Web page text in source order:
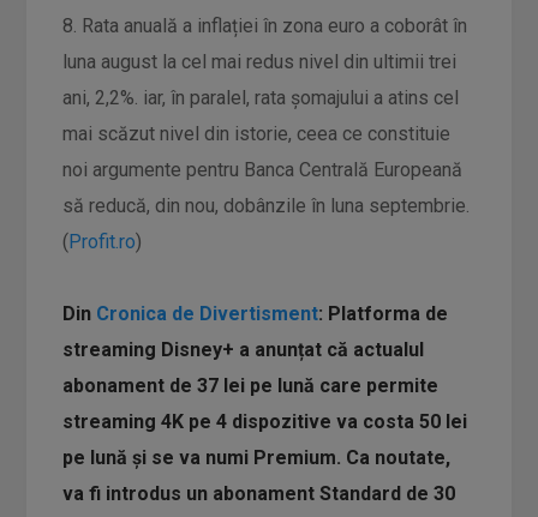
8. Rata anuală a inflației în zona euro a coborât în
luna august la cel mai redus nivel din ultimii trei
ani, 2,2%. iar, în paralel, rata șomajului a atins cel
mai scăzut nivel din istorie, ceea ce constituie
noi argumente pentru Banca Centrală Europeană
să reducă, din nou, dobânzile în luna septembrie.
(Profit.ro)
Din Cronica de Divertisment: Platforma de
streaming Disney+ a anunțat că actualul
abonament de 37 lei pe lună care permite
streaming 4K pe 4 dispozitive va costa 50 lei
pe lună și se va numi Premium. Ca noutate,
va fi introdus un abonament Standard de 30